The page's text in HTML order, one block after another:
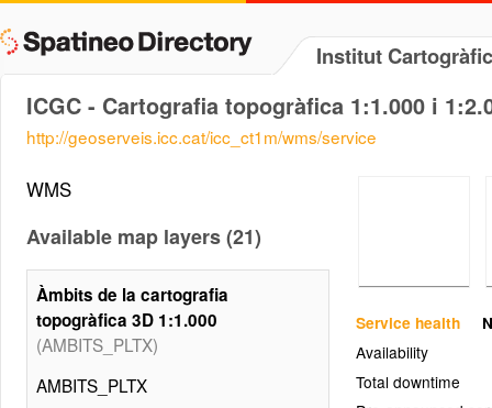
Institut
ICGC - Cartografia topogràfica 1:1.000 i
http://geoserveis.icc.cat/icc_ct1m/wms/service
Service health
Availability
Total downtime
WMS
Available map layers (21)
Àmbits de la cartografia
topogràfica 3D 1:1.000
(AMBITS_PLTX)
AMBITS_PLTX